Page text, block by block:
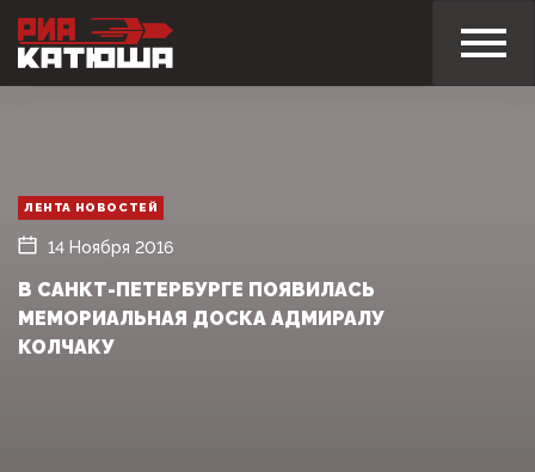
ЛЕНТА НОВОСТЕЙ
14 Ноября 2016
В САНКТ-ПЕТЕРБУРГЕ ПОЯВИЛАСЬ
МЕМОРИАЛЬНАЯ ДОСКА АДМИРАЛУ
КОЛЧАКУ